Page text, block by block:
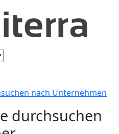
nach Unternehmen
durchsuchen